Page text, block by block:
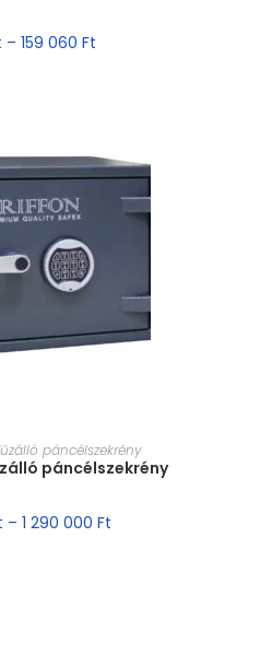
– 159 060 Ft
páncélszekrény
páncélszekrény
– 1 290 000 Ft